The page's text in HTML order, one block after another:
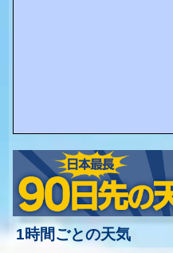
1時間ごとの天気